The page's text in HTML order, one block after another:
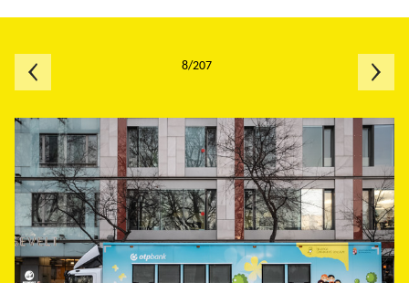
8/207